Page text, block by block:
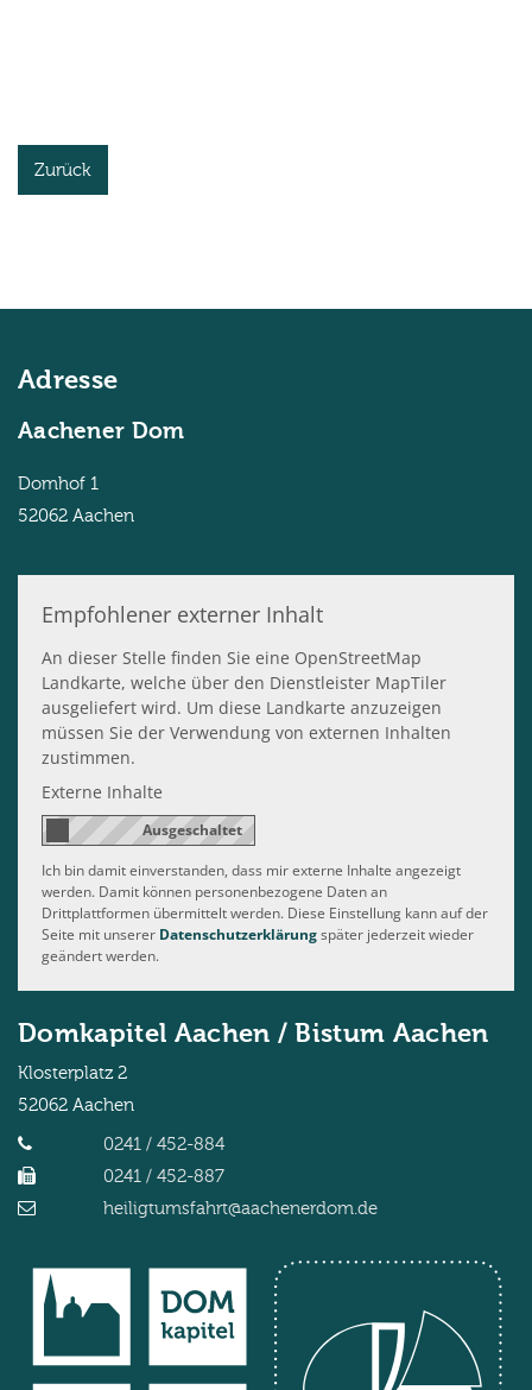
Zurück
Adresse
Aachener Dom
Domhof 1
52062 Aachen
Empfohlener externer Inhalt
An dieser Stelle finden Sie eine OpenStreetMap
Landkarte, welche über den Dienstleister MapTiler
ausgeliefert wird. Um diese Landkarte anzuzeigen
müssen Sie der Verwendung von externen Inhalten
zustimmen.
Externe Inhalte
Ich bin damit einverstanden, dass mir externe Inhalte angezeigt
werden. Damit können personenbezogene Daten an
Drittplattformen übermittelt werden. Diese Einstellung kann auf der
Seite mit unserer Datenschutzerklärungspäter jederzeit wieder
geändert werden.
Domkapitel Aachen / Bistum Aachen
Klosterplatz 2
52062 Aachen
0241 / 452-884
0241 / 452-887
heiligtumsfahrt@aachenerdom.de